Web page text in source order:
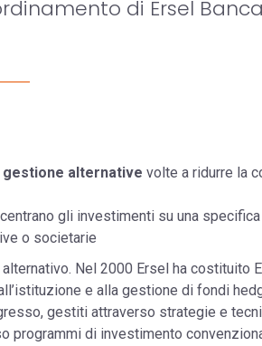
di Ersel
alternative volte a ridurre la
gli investimenti su una
o societarie
Nel 2000 Ersel ha costituito
e alla gestione di fondi
gestiti attraverso strategie e
di investimento